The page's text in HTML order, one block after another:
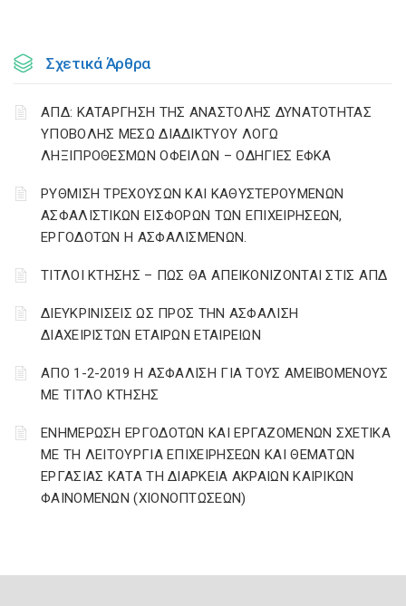
Σχετικά Άρθρα
ΑΠΔ: ΚΑΤΑΡΓΗΣΗ ΤΗΣ ΑΝΑΣΤΟΛΗΣ ΔΥΝΑΤΟΤΗΤΑΣ
ΥΠΟΒΟΛΗΣ ΜΕΣΩ ΔΙΑΔΙΚΤΥΟΥ ΛΟΓΩ
ΛΗΞΙΠΡΟΘΕΣΜΩΝ ΟΦΕΙΛΩΝ – ΟΔΗΓΙΕΣ ΕΦΚΑ
ΡΥΘΜΙΣΗ ΤΡΕΧΟΥΣΩΝ ΚΑΙ ΚΑΘΥΣΤΕΡΟΥΜΕΝΩΝ
ΑΣΦΑΛΙΣΤΙΚΩΝ ΕΙΣΦΟΡΩΝ ΤΩΝ ΕΠΙΧΕΙΡΗΣΕΩΝ,
ΕΡΓΟΔΟΤΩΝ Η ΑΣΦΑΛΙΣΜΕΝΩΝ.
ΤΙΤΛΟΙ ΚΤΗΣΗΣ – ΠΩΣ ΘΑ ΑΠΕΙΚΟΝΙΖΟΝΤΑΙ ΣΤΙΣ ΑΠΔ
ΔΙΕΥΚΡΙΝΙΣΕΙΣ ΩΣ ΠΡΟΣ ΤΗΝ ΑΣΦΑΛΙΣΗ
ΔΙΑΧΕΙΡΙΣΤΩΝ ΕΤΑΙΡΩΝ ΕΤΑΙΡΕΙΩΝ
ΑΠΟ 1-2-2019 Η ΑΣΦΑΛΙΣΗ ΓΙΑ ΤΟΥΣ ΑΜΕΙΒΟΜΕΝΟΥΣ
ΜΕ ΤΙΤΛΟ ΚΤΗΣΗΣ
ΕΝΗΜΕΡΩΣΗ ΕΡΓΟΔΟΤΩΝ ΚΑΙ ΕΡΓΑΖΟΜΕΝΩΝ ΣΧΕΤΙΚΑ
ΜΕ ΤΗ ΛΕΙΤΟΥΡΓΙΑ ΕΠΙΧΕΙΡΗΣΕΩΝ ΚΑΙ ΘΕΜΑΤΩΝ
ΕΡΓΑΣΙΑΣ ΚΑΤΑ ΤΗ ΔΙΑΡΚΕΙΑ ΑΚΡΑΙΩΝ ΚΑΙΡΙΚΩΝ
ΦΑΙΝΟΜΕΝΩΝ (ΧΙΟΝΟΠΤΩΣΕΩΝ)